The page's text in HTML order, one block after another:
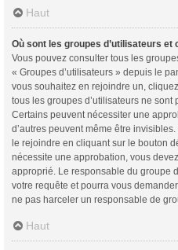
Haut
Où sont les groupes d’utilisateurs
Vous pouvez consulter tous les
« Groupes d’utilisateurs » depuis le
vous souhaitez en rejoindre un,
tous les groupes d’utilisateurs ne
Certains peuvent nécessiter une
d’autres peuvent même être
le rejoindre en cliquant sur le bouton
nécessite une approbation, vous
approprié. Le responsable du groupe
votre requête et pourra vous
ne pas harceler un responsable de
Haut